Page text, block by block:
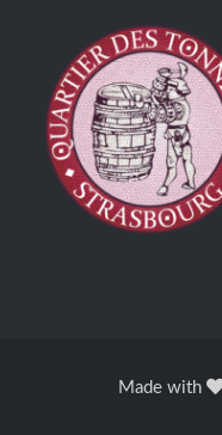
Made with